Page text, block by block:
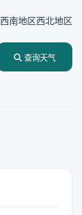
西南地区西北地区
查询天气